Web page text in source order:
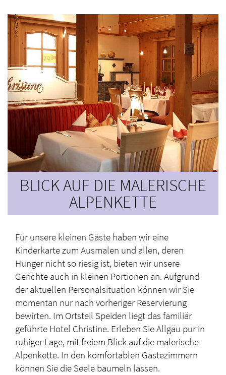
BLICK AUF DIE MALERISCHE
ALPENKETTE
Für unsere kleinen Gäste haben wir eine
Kinderkarte zum Ausmalen und allen, deren
Hunger nicht so riesig ist, bieten wir unsere
Gerichte auch in kleinen Portionen an. Aufgrund
der aktuellen Personalsituation können wir Sie
momentan nur nach vorheriger Reservierung
bewirten. Im Ortsteil Speiden liegt das familiär
geführte Hotel Christine. Erleben Sie Allgäu pur in
ruhiger Lage, mit freiem Blick auf die malerische
Alpenkette. In den komfortablen Gästezimmern
können Sie die Seele baumeln lassen.